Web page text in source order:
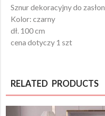
Sznur dekoracyjny do zasłon
Kolor: czarny
dł. 100 cm
cena dotyczy 1 szt
RELATED PRODUCTS